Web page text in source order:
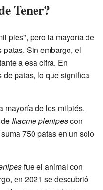
Tener?
pies", pero la mayoría de
Sin embargo, el
a esa cifra. En
de patas, lo que significa
mayoría de los milpiés.
Illacme plenipescon
750 patas en un solo
fue el animal con
en 2021 se descubrió